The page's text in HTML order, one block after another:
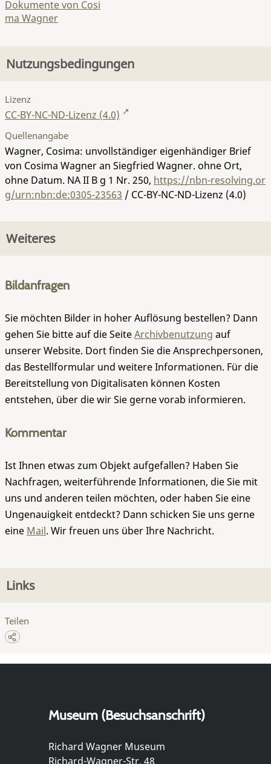
Dokumente von Cosi
ma Wagner
Nutzungsbedingungen
Lizenz
CC-BY-NC-ND-Lizenz (4.0)
Quellenangabe
Wagner, Cosima: unvollständiger eigenhändiger Brief
von Cosima Wagner an Siegfried Wagner. ohne Ort,
ohne Datum. NA II B g 1 Nr. 250, https://nbn-resolving.or
g/urn:nbn:de:0305-23563 / CC-BY-NC-ND-Lizenz (4.0)
Weiteres
Bildanfragen
Sie möchten Bilder in hoher Auflösung bestellen? Dann
gehen Sie bitte auf die SeiteArchivbenutzung auf
unserer Website. Dort finden Sie die Ansprechpersonen,
das Bestellformular und weitere Informationen. Für die
Bereitstellung von Digitalisaten können Kosten
entstehen, über die wir Sie gerne vorab informieren.
Kommentar
Ist Ihnen etwas zum Objekt aufgefallen? Haben Sie
Nachfragen, weiterführende Informationen, die Sie mit
uns und anderen teilen möchten, oder haben Sie eine
Ungenauigkeit entdeckt? Dann schicken Sie uns gerne
eine Mail. Wir freuen uns über Ihre Nachricht.
Links
Teilen
Museum (Besuchsanschrift)
Richard Wagner Museum
Richard-Wagner-Str. 48